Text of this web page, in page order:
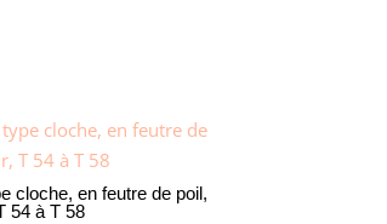
cloche, en feutre de poil,
54 à T 58